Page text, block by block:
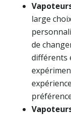
large
de
différents